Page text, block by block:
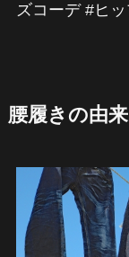
ズコーデ #ヒ
腰履きの由